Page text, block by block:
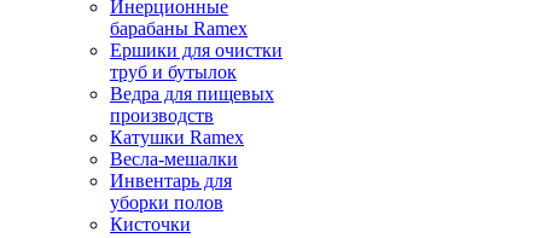
Инерционные
барабаны Ramex
Ершики для очистки
труб и бутылок
Ведра для пищевых
производств
Катушки Ramex
Весла-мешалки
Инвентарь для
уборки полов
Кисточки